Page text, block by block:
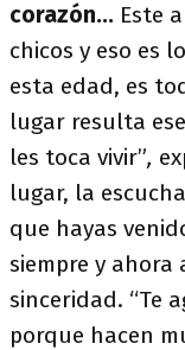
corazón... Este
chicos y eso es
esta edad, es
lugar resulta
les toca vivir”,
lugar, la
que hayas
siempre y ahora
sinceridad. “Te
porque hacen